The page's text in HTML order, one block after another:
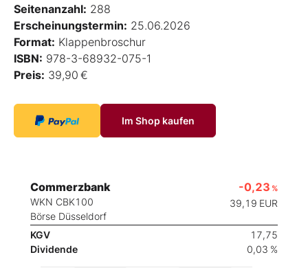
Seitenanzahl: 288
Erscheinungstermin: 25.06.2026
Format: Klappenbroschur
ISBN: 978-3-68932-075-1
Preis: 39,90 €
Im Shop kaufen
Commerzbank
WKN CBK100
Börse Düsseldorf
-0,23 %
39,19 EUR
KGV
17,75
Dividende
0,03 %